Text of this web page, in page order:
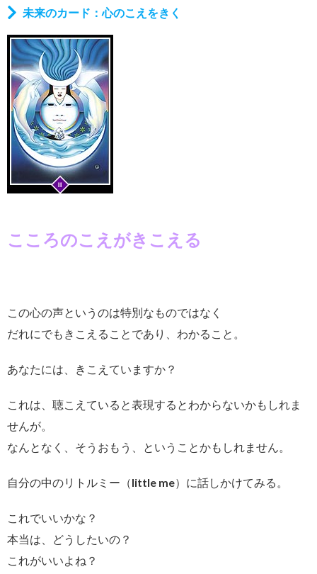
未来のカード：心のこえをきく
こころのこえがきこえる
この心の声というのは特別なものではなく
だれにでもきこえることであり、わかること。
あなたには、きこえていますか？
これは、聴こえていると表現するとわからないかもしれま
せんが。
なんとなく、そうおもう、ということかもしれません。
自分の中のリトルミー（little me）に話しかけてみる。
これでいいかな？
本当は、どうしたいの？
これがいいよね？